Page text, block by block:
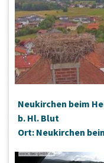
Neukirchen beim
b. Hl. Blut
Ort: Neukirchen